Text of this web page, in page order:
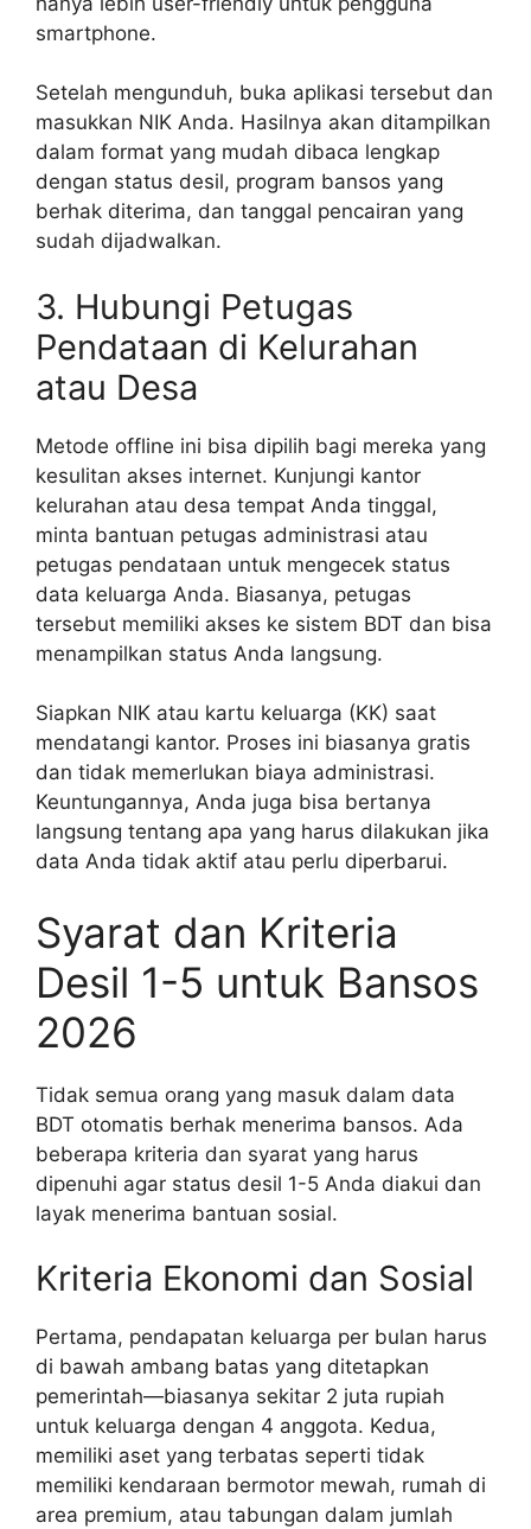
smartphone.
Setelah mengunduh, buka aplikasi tersebut dan
masukkan NIK Anda. Hasilnya akan ditampilkan
dalam format yang mudah dibaca lengkap
dengan status desil, program bansos yang
berhak diterima, dan tanggal pencairan yang
sudah dijadwalkan.
3. Hubungi Petugas
Pendataan di Kelurahan
atau Desa
Metode offline ini bisa dipilih bagi mereka yang
kesulitan akses internet. Kunjungi kantor
kelurahan atau desa tempat Anda tinggal,
minta bantuan petugas administrasi atau
petugas pendataan untuk mengecek status
data keluarga Anda. Biasanya, petugas
tersebut memiliki akses ke sistem BDT dan bisa
menampilkan status Anda langsung.
Siapkan NIK atau kartu keluarga (KK) saat
mendatangi kantor. Proses ini biasanya gratis
dan tidak memerlukan biaya administrasi.
Keuntungannya, Anda juga bisa bertanya
langsung tentang apa yang harus dilakukan jika
data Anda tidak aktif atau perlu diperbarui.
Syarat dan Kriteria
Desil 1-5 untuk Bansos
2026
Tidak semua orang yang masuk dalam data
BDT otomatis berhak menerima bansos. Ada
beberapa kriteria dan syarat yang harus
dipenuhi agar status desil 1-5 Anda diakui dan
layak menerima bantuan sosial.
Kriteria Ekonomi dan Sosial
Pertama, pendapatan keluarga per bulan harus
di bawah ambang batas yang ditetapkan
pemerintah—biasanya sekitar 2 juta rupiah
untuk keluarga dengan 4 anggota. Kedua,
memiliki aset yang terbatas seperti tidak
memiliki kendaraan bermotor mewah, rumah di
area premium, atau tabungan dalam jumlah